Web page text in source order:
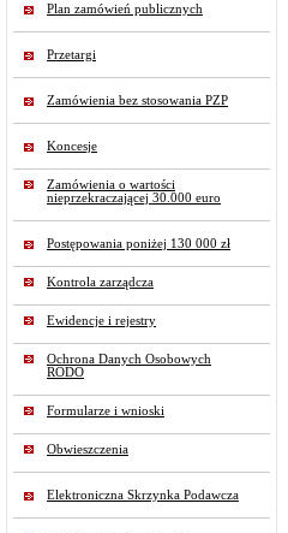
Plan zamówień publicznych
Przetargi
Zamówienia bez stosowania PZP
Koncesje
Zamówienia o wartości
nieprzekraczającej 30.000 euro
Postępowania poniżej 130 000 zł
Kontrola zarządcza
Ewidencje i rejestry
Ochrona Danych Osobowych
RODO
Formularze i wnioski
Obwieszczenia
Elektroniczna Skrzynka Podawcza